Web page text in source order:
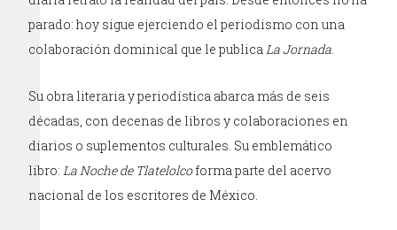
parado: hoy sigue ejerciendo el periodismo con una
colaboración dominical que le publicaLa Jornada.
Su obra literaria y periodística abarca más de seis
décadas, con decenas de libros y colaboraciones en
diarios o suplementos culturales. Su emblemático
libro:La Noche de Tlatelolcoforma parte del acervo
nacional de los escritores de México.